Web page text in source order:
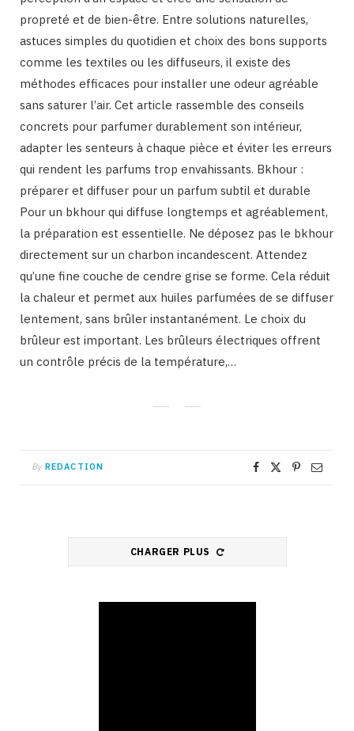
propreté et de bien-être. Entre solutions naturelles,
astuces simples du quotidien et choix des bons supports
comme les textiles ou les diffuseurs, il existe des
méthodes efficaces pour installer une odeur agréable
sans saturer l’air. Cet article rassemble des conseils
concrets pour parfumer durablement son intérieur,
adapter les senteurs à chaque pièce et éviter les erreurs
qui rendent les parfums trop envahissants. Bkhour :
préparer et diffuser pour un parfum subtil et durable
Pour un bkhour qui diffuse longtemps et agréablement,
la préparation est essentielle. Ne déposez pas le bkhour
directement sur un charbon incandescent. Attendez
qu’une fine couche de cendre grise se forme. Cela réduit
la chaleur et permet aux huiles parfumées de se diffuser
lentement, sans brûler instantanément. Le choix du
brûleur est important. Les brûleurs électriques offrent
un contrôle précis de la température,…
By REDACTION
CHARGER PLUS